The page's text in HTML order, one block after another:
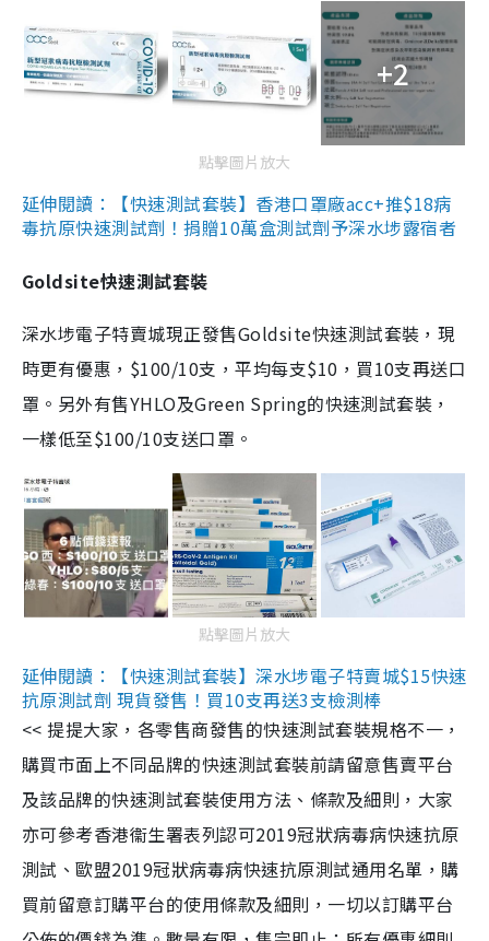
+2
點擊圖片放大
延伸閱讀：【快速測試套裝】香港口罩廠acc+推$18病
毒抗原快速測試劑！捐贈10萬盒測試劑予深水埗露宿者
Goldsite快速測試套裝
深水埗電子特賣城現正發售Goldsite快速測試套裝，現
時更有優惠，$100/10支，平均每支$10，買10支再送口
罩。另外有售YHLO及Green Spring的快速測試套裝，
一樣低至$100/10支送口罩。
點擊圖片放大
延伸閱讀：【快速測試套裝】深水埗電子特賣城$15快速
抗原測試劑 現貨發售！買10支再送3支檢測棒
<< 提提大家，各零售商發售的快速測試套裝規格不一，
購買市面上不同品牌的快速測試套裝前請留意售賣平台
及該品牌的快速測試套裝使用方法、條款及細則，大家
亦可參考香港衞生署表列認可2019冠狀病毒病快速抗原
測試、歐盟2019冠狀病毒病快速抗原測試通用名單，購
買前留意訂購平台的使用條款及細則，一切以訂購平台